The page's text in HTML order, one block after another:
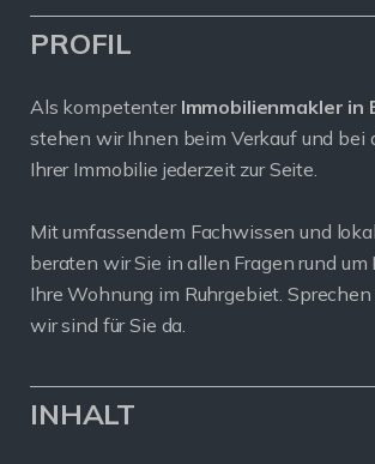
PROFIL
Als kompetenter Immobilienmakler in
stehen wir Ihnen beim Verkauf und bei
Ihrer Immobilie jederzeit zur Seite.
Mit umfassendem Fachwissen und
beraten wir Sie in allen Fragen rund um
Ihre Wohnung im Ruhrgebiet. Sprechen
wir sind für Sie da.
INHALT